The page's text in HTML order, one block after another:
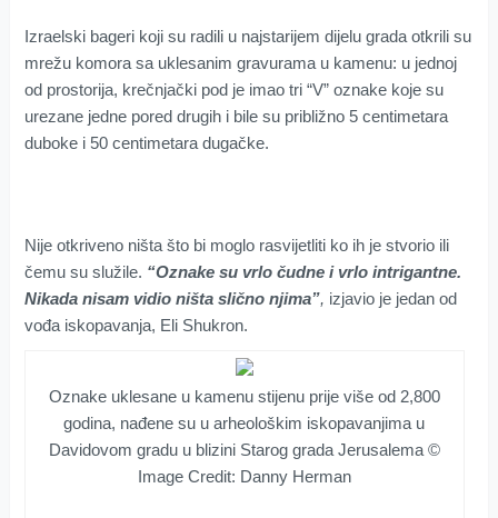
Izraelski bageri koji su radili u najstarijem dijelu grada otkrili su
mrežu komora sa uklesanim gravurama u kamenu: u jednoj
od prostorija, krečnjački pod je imao tri “V” oznake koje su
urezane jedne pored drugih i bile su približno 5 centimetara
duboke i 50 centimetara dugačke.
Nije otkriveno ništa što bi moglo rasvijetliti ko ih je stvorio ili
čemu su služile. “Oznake su vrlo čudne i vrlo intrigantne.
Nikada nisam vidio ništa slično njima”, izjavio je jedan od
vođa iskopavanja, Eli Shukron.
Oznake uklesane u kamenu stijenu prije više od 2,800
godina, nađene su u arheološkim iskopavanjima u
Davidovom gradu u blizini Starog grada Jerusalema ©
Image Credit: Danny Herman